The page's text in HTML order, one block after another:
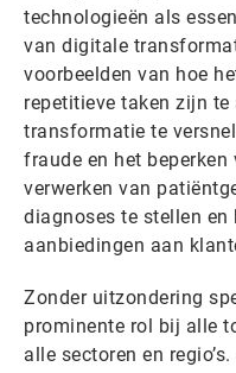
technologieën als
van digitale
voorbeelden van hoe
repetitieve taken zijn
transformatie te
fraude en het
verwerken van
diagnoses te stellen en
aanbiedingen aan
Zonder uitzondering
prominente rol bij alle
alle sectoren en